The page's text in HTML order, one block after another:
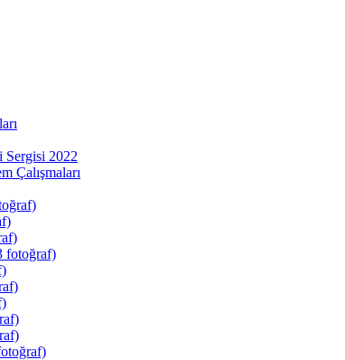
Sergisi 2022
Çalışmaları
fotoğraf)